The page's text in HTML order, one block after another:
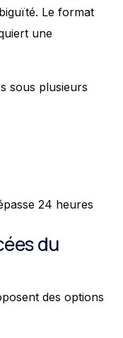
Le format
une
sous plusieurs
24 heures
du
des options